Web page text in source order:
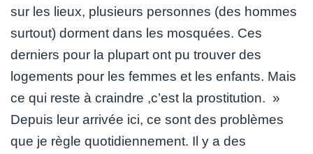
sur les lieux, plusieurs personnes (des hommes
surtout) dorment dans les mosquées. Ces
derniers pour la plupart ont pu trouver des
logements pour les femmes et les enfants. Mais
ce qui reste à craindre ,c’est la prostitution. »
Depuis leur arrivée ici, ce sont des problèmes
que je règle quotidiennement. Il y a des